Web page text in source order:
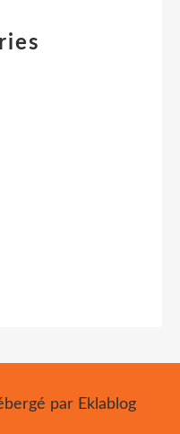
par Eklablog